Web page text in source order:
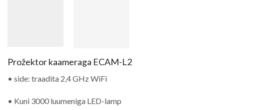
Prožektor kaameraga ECAM-L2
• side: traadita 2,4 GHz WiFi
• Kuni 3000 luumeniga LED-lamp